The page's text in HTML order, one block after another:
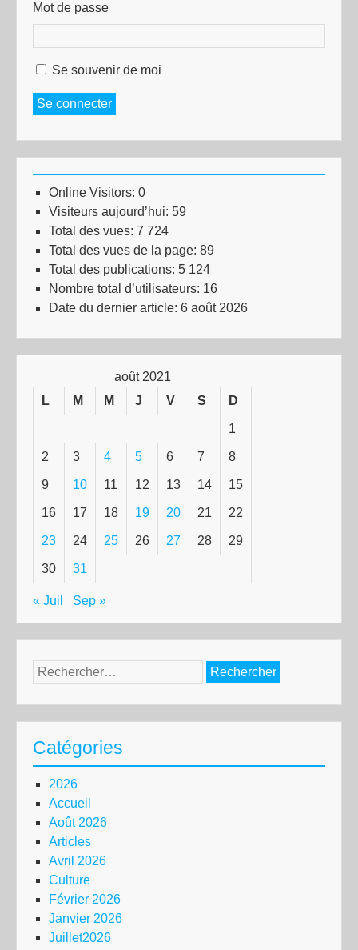
Mot de passe
Se souvenir de moi
Se connecter
Online Visitors: 0
Visiteurs aujourd’hui: 59
Total des vues: 7 724
Total des vues de la page: 89
Total des publications: 5 124
Nombre total d’utilisateurs: 16
Date du dernier article: 6 août 2026
août 2021
L
M M J V S D
1
2 3 4 5 6 7 8
9 10 11 12 13 14 15
16 17 18 19 20 21 22
23 24 25 26 27 28 29
30 31
« Juil Sep »
Rechercher :
Catégories
2026
Accueil
Août 2026
Articles
Avril 2026
Culture
Février 2026
Janvier 2026
Juillet2026